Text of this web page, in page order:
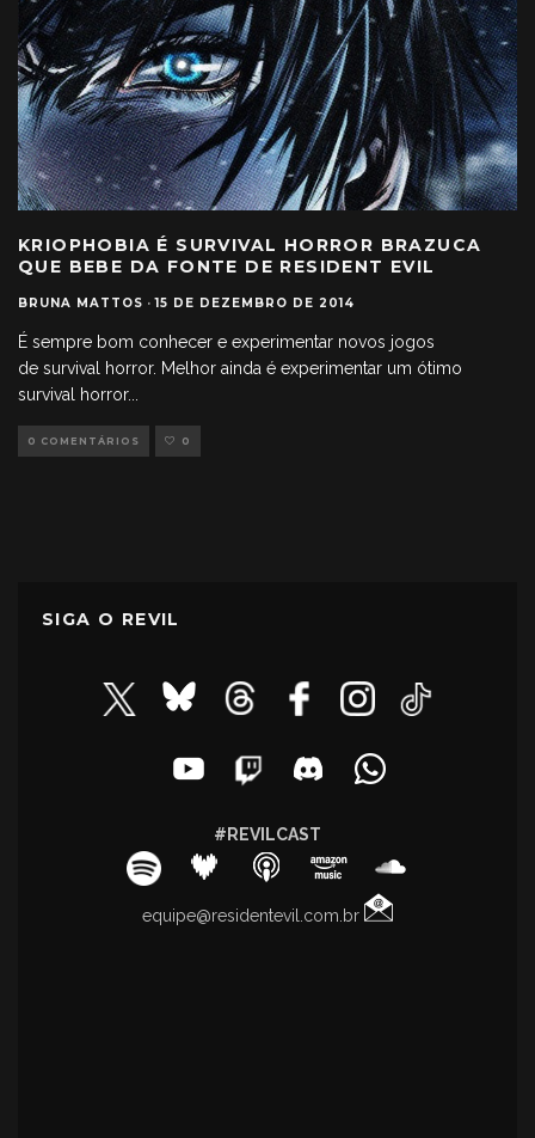
KRIOPHOBIA É SURVIVAL HORROR BRAZUCA
QUE BEBE DA FONTE DE RESIDENT EVIL
BRUNA MATTOS · 15 DE DEZEMBRO DE 2014
É sempre bom conhecer e experimentar novos jogos
de survival horror. Melhor ainda é experimentar um ótimo
survival horror...
0 COMENTÁRIOS 0
SIGA O REVIL
#REVILCAST
equipe@residentevil.com.br